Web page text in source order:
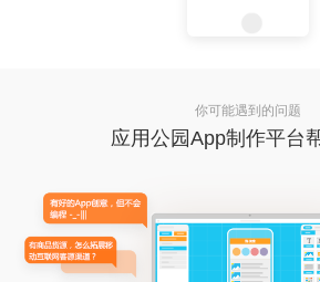
你可能遇到的问题
应用公园App制作平台